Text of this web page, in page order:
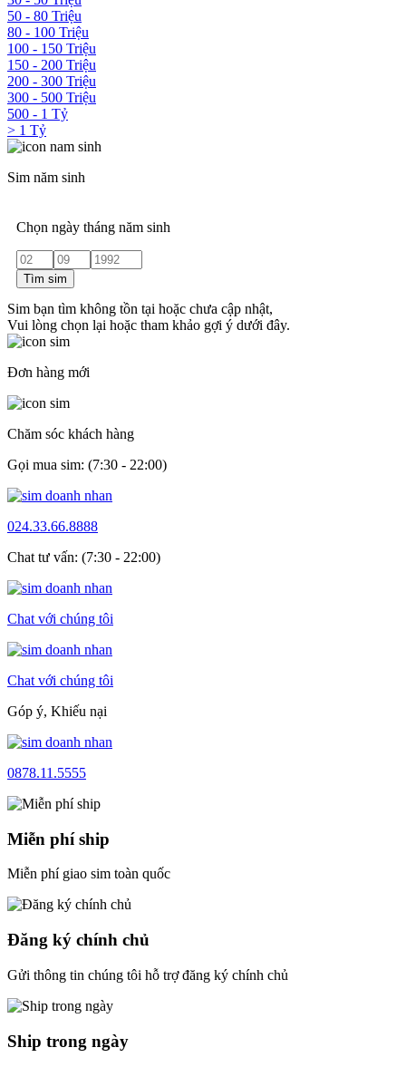
50 - 80 Triệu
80 - 100 Triệu
100 - 150 Triệu
150 - 200 Triệu
200 - 300 Triệu
300 - 500 Triệu
500 - 1 Tỷ
> 1 Tỷ
Sim năm sinh
Chọn ngày tháng năm sinh
Tìm sim
Sim bạn tìm không tồn tại hoặc chưa cập nhật,
Vui lòng chọn lại hoặc tham khảo gợi ý dưới đây.
Đơn hàng mới
Chăm sóc khách hàng
Gọi mua sim: (7:30 - 22:00)
024.33.66.8888
Chat tư vấn: (7:30 - 22:00)
Chat với chúng tôi
Chat với chúng tôi
Góp ý, Khiếu nại
0878.11.5555
Miễn phí ship
Miễn phí giao sim toàn quốc
Đăng ký chính chủ
Gửi thông tin chúng tôi hỗ trợ đăng ký chính chủ
Ship trong ngày